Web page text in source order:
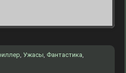
, Ужасы, Фантастика,